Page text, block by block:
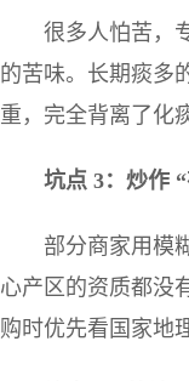
很多人怕苦，
的苦味。长期痰多
重，完全背离了化
坑点 3：炒作 “
部分商家用模
心产区的资质都没
购时优先看国家地